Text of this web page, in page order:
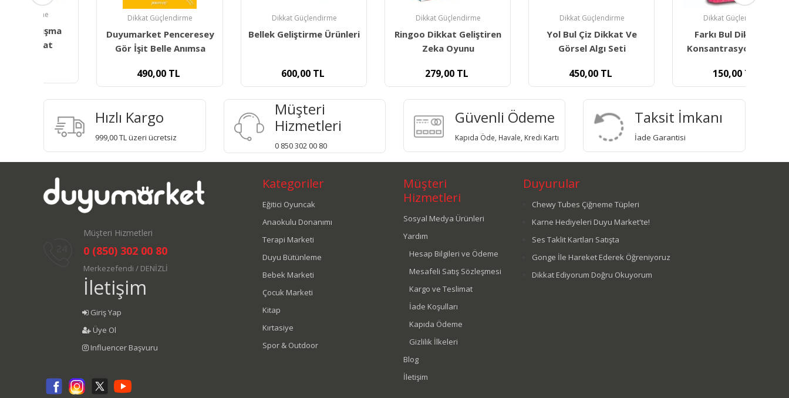
Dikkat Güçlendirme
Duyumarket Penceresey
Gör İşit Belle Anımsa
Dikkat Güçlendirme
Bellek Geliştirme Ürünleri
Dikkat Güçlendirme
Ringoo Dikkat Geliştiren
Dikkat Güçlendirme
Yol Bul Çiz Dikkat Ve
Görsel Algı Seti
Dikkat Güçlendirme
Farkı Bul Dikkat Ve
Konsantrasyon Oyunu
Hızlı Kargo
999,00 TL üzeri ücretsiz
Müşteri
Hizmetleri
0 850 302 00 80
Güvenli Ödeme
Kapıda Öde, Havale, Kredi Kartı
Taksit İmkanı
İade Garantisi
Müşteri Hizmetleri
0 (850) 302 00 80
Merkezefendi / DENİZLİ
İletişim
Giriş Yap
Üye Ol
Influencer Başvuru
Kategoriler
Eğitici Oyuncak
Anaokulu Donanımı
Terapi Marketi
Duyu Bütünleme
Bebek Marketi
Çocuk Marketi
Kitap
Kırtasiye
Spor & Outdoor
Müşteri
Hizmetleri
Sosyal Medya Ürünleri
Yardım
Hesap Bilgileri ve Ödeme
Mesafeli Satış Sözleşmesi
Kargo ve Teslimat
İade Koşulları
Kapıda Ödeme
Gizlilik İlkeleri
Blog
İletişim
Duyurular
Chewy Tubes Çiğneme Tüpleri
Karne Hediyeleri Duyu Market'te!
Ses Taklit Kartları Satışta
Gonge İle Hareket Ederek Öğreniyoruz
Dikkat Ediyorum Doğru Okuyorum